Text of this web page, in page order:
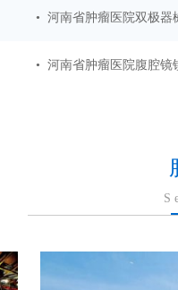
• 河南省肿瘤医院双极器
• 河南省肿瘤医院腹腔镜